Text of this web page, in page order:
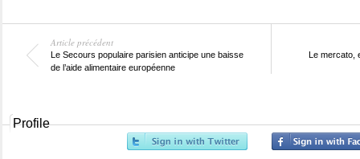
Article précédent
Le Secours populaire parisien anticipe une baisse
de l’aide alimentaire européenne
Le mercato,
Profile